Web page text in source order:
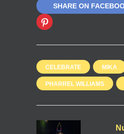
SHARE ON
CELEBRATE MIKA
PHARREL WILLIAMS